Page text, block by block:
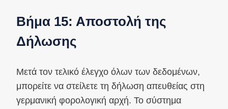
Βήμα 15: Αποστολή της
Δήλωσης
Μετά τον τελικό έλεγχο όλων των δεδομένων,
μπορείτε να στείλετε τη δήλωση απευθείας στη
γερμανική φορολογική αρχή. Το σύστημα